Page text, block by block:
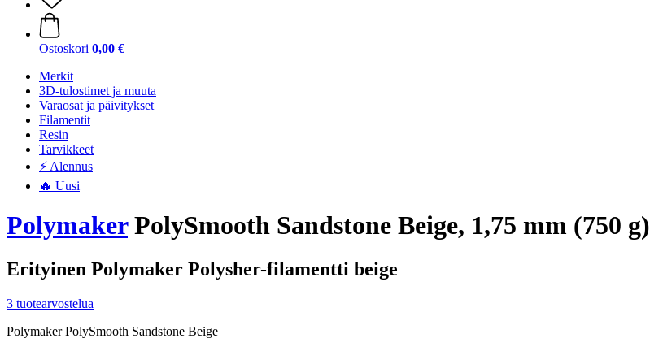
Ostoskori 0,00 €
Merkit
3D-tulostimet ja muuta
Varaosat ja päivitykset
Filamentit
Resin
Tarvikkeet
⚡ Alennus
🔥 Uusi
PolymakerPolySmooth Sandstone Beige, 1,75 mm (750 g)
Erityinen Polymaker Polysher-filamentti beige
3 tuotearvostelua
Polymaker PolySmooth Sandstone Beige